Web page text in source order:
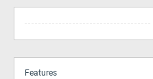
Features